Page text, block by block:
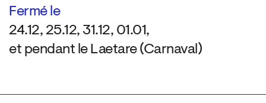
Fermé le
24.12, 25.12, 31.12, 01.01,
et pendant le Laetare (Carnaval)